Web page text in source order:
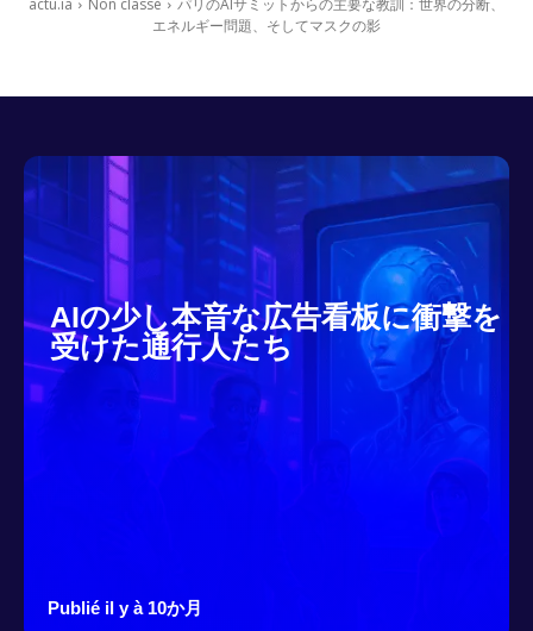
actu.ia Non classé
パリのAIサミットからの主要な教訓：世界の分断、
エネルギー問題、そしてマスクの影
AIの少し本音な広告看板に衝撃を
受けた通行人たち
Publié il y à 10か月